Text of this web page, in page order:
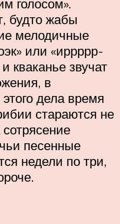
голосом».
будто жабы
мелодичные
или «иррррр-
кваканье звучат
в
дела время
стараются не
песенные
недели по три,